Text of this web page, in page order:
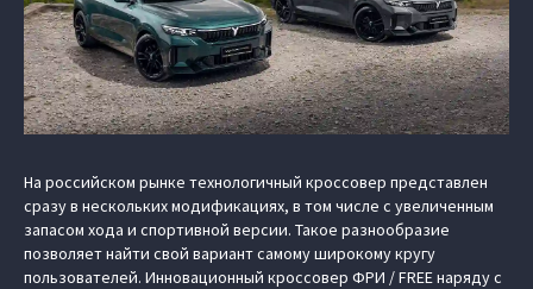
На российском рынке технологичный кроссовер представлен
сразу в нескольких модификациях, в том числе с увеличенным
запасом хода и спортивной версии. Такое разнообразие
позволяет найти свой вариант самому широкому кругу
пользователей. Инновационный кроссовер ФРИ / FREE наряду с